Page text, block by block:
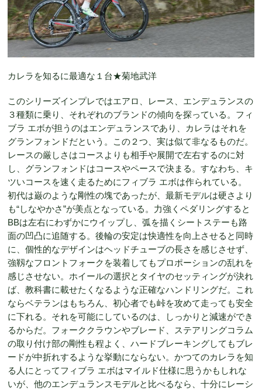
カレラを知るに最適な１台★菊地武洋
このシリーズインプレではエアロ、レース、エンデュランスの
３種類に乗り、それぞれのブランドの傾向を探っている。フィ
ブラ エボが担うのはエンデュランスであり、カレラはそれを
グランフォンドだという。この２つ、実は似て非なるものだ。
レースの厳しさはコースよりも相手や展開で左右するのに対
し、グランフォンドはコースやペースで決まる。すなわち、キ
ツいコースを速く走るためにフィブラ エボは作られている。
初代は巌のような剛性の塊であったが、最新モデルは硬さより
も“しなやかさ”が美点となっている。力強くペダリングすると
BBは左右にわずかにウイップし、弧を描くシートステーも路
面の凹凸に追随する。後輪の安定は快適性を向上させると同時
に、個性的なデザインはヘッドチューブの長さを感じさせず、
強靱なフロントフォークを装着してもプロポーションの乱れを
感じさせない。ホイールの選択とタイヤのセッティングが決れ
ば、教科書に載せたくなるような正確なハンドリングだ。これ
ならベテランはもちろん、初心者でも峠を攻めて走っても安全
に下れる。それを可能にしているのは、しっかりと減速ができ
るからだ。フォーククラウンやブレード、ステアリングコラム
の取り付け部の剛性も程よく、ハードブレーキングしてもブレ
ードが中折れするような挙動にならない。かつてのカレラを知
る人にとってフィブラ エボはマイルド仕様に思うかもしれな
いが、他のエンデュランスモデルと比べるなら、十分にレーシ